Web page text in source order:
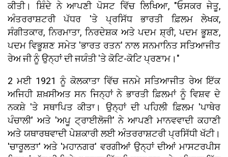
ਕੀਤੀ। ਸ਼ਿੰਦੇ ਨੇ ਆਪਣੀ ਪੋਸਟ ਵਿੱਚ ਲਿਖਿਆ, "ਓਸਕਰ ਜੇਤੂ,
ਅੰਤਰਰਾਸ਼ਟਰੀ ਪੱਧਰ 'ਤੇ ਪ੍ਰਸਿੱਧ ਭਾਰਤੀ ਫ਼ਿਲਮ ਲੇਖਕ,
ਸੰਗੀਤਕਾਰ, ਨਿਰਮਾਤਾ, ਨਿਰਦੇਸ਼ਕ ਅਤੇ ਪਦਮ ਸ਼੍ਰੀ, ਪਦਮ ਭੂਸ਼ਣ,
ਪਦਮ ਵਿਭੂਸ਼ਣ ਸਮੇਤ 'ਭਾਰਤ ਰਤਨ' ਨਾਲ ਸਨਮਾਨਿਤ ਸਤਿਆਜੀਤ
ਰੇਅ ਜੀ ਨੂੰ ਉਨ੍ਹਾਂ ਦੀ ਜਯੰਤੀ 'ਤੇ ਕੋਟਿ-ਕੋਟਿ ਪ੍ਰਣਾਮ।"
2 ਮਈ 1921 ਨੂੰ ਕੋਲਕਾਤਾ ਵਿੱਚ ਜਨਮੇ ਸਤਿਆਜੀਤ ਰੇਅ ਇੱਕ
ਅਜਿਹੀ ਸ਼ਖ਼ਸੀਅਤ ਸਨ ਜਿਨ੍ਹਾਂ ਨੇ ਭਾਰਤੀ ਫ਼ਿਲਮਾਂ ਨੂੰ ਵਿਸ਼ਵ ਦੇ
ਨਕਸ਼ੇ 'ਤੇ ਸਥਾਪਿਤ ਕੀਤਾ। ਉਨ੍ਹਾਂ ਦੀ ਪਹਿਲੀ ਫ਼ਿਲਮ 'ਪਾਥੇਰ
ਪੰਚਾਲੀ' ਅਤੇ 'ਅਪੂ ਟ੍ਰਾਈਲੋਜੀ' ਨੇ ਆਪਣੀ ਮਾਨਵਵਾਦੀ ਕਹਾਣੀ
ਅਤੇ ਯਥਾਰਥਵਾਦੀ ਪੇਸ਼ਕਾਰੀ ਲਈ ਅੰਤਰਰਾਸ਼ਟਰੀ ਪ੍ਰਸਿੱਧੀ ਖੱਟੀ।
'ਚਾਰੂਲਤਾ' ਅਤੇ 'ਮਹਾਨਗਰ' ਵਰਗੀਆਂ ਉਨ੍ਹਾਂ ਦੀਆਂ ਮਾਸਟਰਪੀਸ